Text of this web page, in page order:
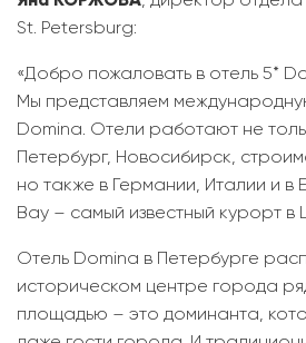
St. Petersburg:
«Добро пожаловать в отель 5*
Мы представляем
Domina. Отели работают не
Петербург, Новосибирск,
но также в Германии, Италии и в
Bay – самый известный курорт
Отель Domina в Петербурге
историческом центре города
площадью – это доминанта,